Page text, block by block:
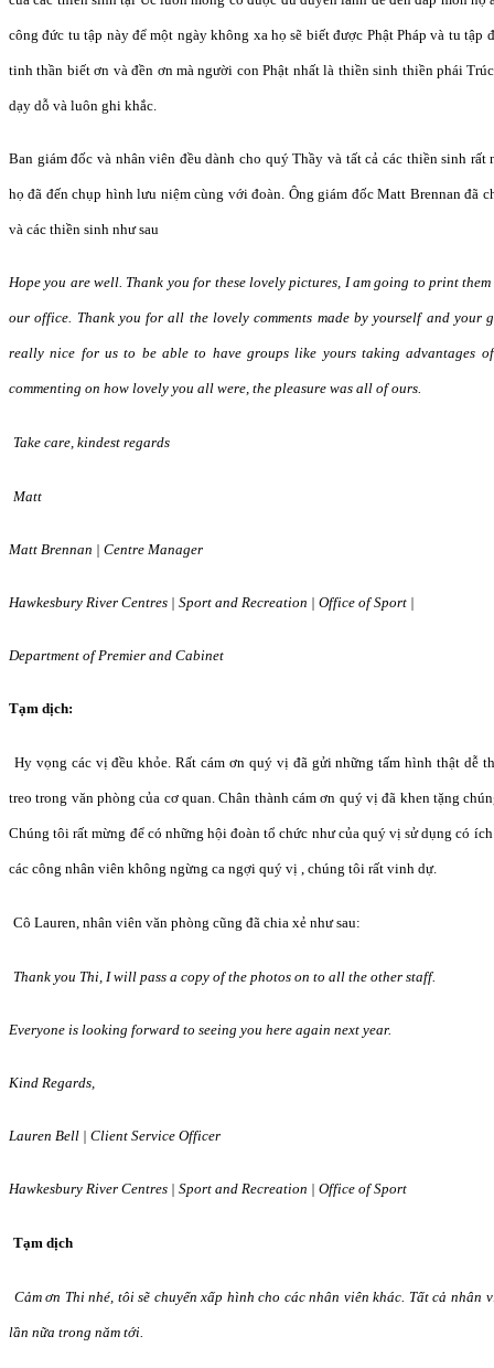
côngđức tu tập nàyđểmột ngày không xa họsẽ biết được Phật Pháp và tu tập
tinh thần biếtơn vàđền ơn mà người con Phật nhất là thiền sinh thiền phái
dạy dỗ và luôn ghi khắc.
Ban giám đốc và nhân viên đều dành cho quý Thầy và tất cả các thiền sinh rất
họ đã đến chụp hình lưu niệm cùng vớiđoàn. Ông giám đốc Matt Brennanđã
và các thiền sinh nhưsau
Hope you are well. Thank you for these lovely pictures, I am going to print
our office. Thank you for all the lovely comments made by yourself and
really nice for us to be able to have groups like yours taking advantages
commenting on how lovely you all were, the pleasure was all of ours.
Take care, kindest regards
Matt
Matt Brennan | Centre Manager
Hawkesbury River Centres | Sport and Recreation | Office of Sport |
Department of Premier and Cabinet
Tạm dịch:
Hy vọng các vị đều khỏe. Rất cám ơn quý vị đã gửi những tấm hình thật dễ th
treo trong văn phòng của cơ quan. Chân thành cámơn quý vị đã khen tặng
Chúng tôi rất mừng để có những hội đoàn tổchức như của quý vịsửdụng có
các công nhân viên không ngừng ca ngợi quý vị , chúng tôi rất vinh dự.
Cô Lauren, nhân viên văn phòng cũng đã chia xẻ nhưsau:
Thank you Thi, I will pass a copy of the photos on to all the other staff.
Everyone is looking forward to seeing you here again next year.
Kind Regards,
Lauren Bell | Client Service Officer
Hawkesbury River Centres | Sport and Recreation | Office of Sport
Tạm dịch
Cảm ơn Thi nhé, tôi sẽ chuyển xấp hình cho các nhân viên khác. Tất cảnhân
lần nữa trong năm tới.